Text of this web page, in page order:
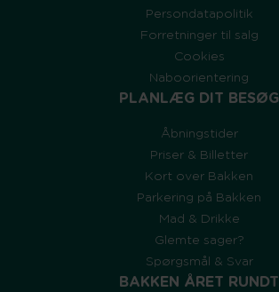
Persondatapolitik
Forretninger til salg
Cookies
Naboorientering
PLANLÆG DIT BESØG
Åbningstider
Priser & Billetter
Kort over Bakken
Parkering på Bakken
Mad & Drikke
Glemte sager?
Spørgsmål & Svar
BAKKEN ÅRET RUNDT